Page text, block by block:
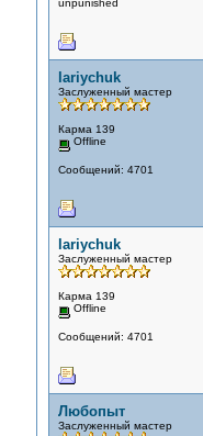
lariychuk
Заслуженный мастер
Карма 139
Offline
Сообщений: 4701
lariychuk
Заслуженный мастер
Карма 139
Offline
Сообщений: 4701
Любопыт
Заслуженный мастер